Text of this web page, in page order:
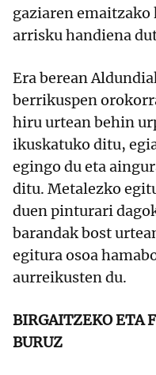
gaziaren
arrisku handiena
Era berean
berrikuspen
hiru urtean behin
ikuskatuko ditu,
egingo du eta
ditu. Metalezko
duen pinturari
barandak bost
egitura osoa
aurreikusten du.
BIRGAITZEKO ETA
BURUZ